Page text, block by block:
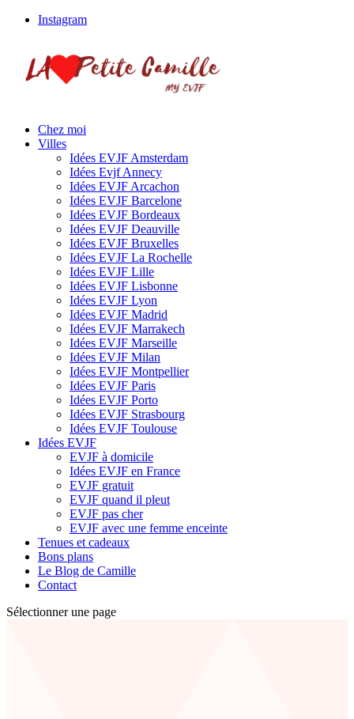
Instagram
Chez moi
Villes
Idées EVJF Amsterdam
Idées Evjf Annecy
Idées EVJF Arcachon
Idées EVJF Barcelone
Idées EVJF Bordeaux
Idées EVJF Deauville
Idées EVJF Bruxelles
Idées EVJF La Rochelle
Idées EVJF Lille
Idées EVJF Lisbonne
Idées EVJF Lyon
Idées EVJF Madrid
Idées EVJF Marrakech
Idées EVJF Marseille
Idées EVJF Milan
Idées EVJF Montpellier
Idées EVJF Paris
Idées EVJF Porto
Idées EVJF Strasbourg
Idées EVJF Toulouse
Idées EVJF
EVJF à domicile
Idées EVJF en France
EVJF gratuit
EVJF quand il pleut
EVJF pas cher
EVJF avec une femme enceinte
Tenues et cadeaux
Bons plans
Le Blog de Camille
Contact
Sélectionner une page